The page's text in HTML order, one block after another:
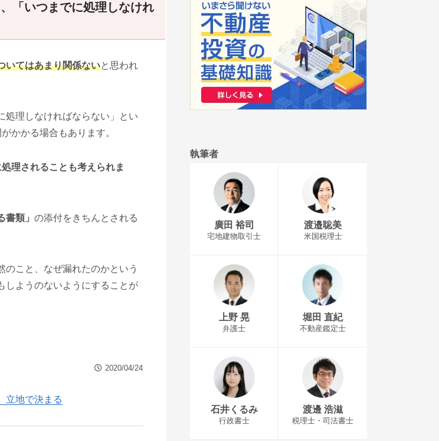
「いつまでに処理しなけれ
いてはあまり関係ないと思われ
処理しなければならない」とい
かかる場合もあります。
理されることも考えられま
書類」 の添付をきちんとされる
こと、なぜ漏れたのかという
しようのないようにすることが
2020/04/24
立地で決まる
執筆者
廣田 裕司
宅地建物取引士
渡邉聡美
米国税理士
上野 晃
弁護士
堀田 直紀
不動産鑑定士
石井くるみ
行政書士
渡邊 浩滋
税理士・司法書士